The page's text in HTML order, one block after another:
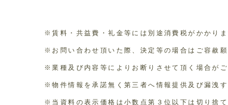
※賃料・共益費・礼金等には別途消費税がかかりま
※お問い合わせ頂いた際、決定等の場合はご容赦願
※業種及び内容等によりお断りさせて頂く場合がご
※物件情報を承諾無く第三者へ情報提供及び漏洩
※当資料の表示価格は小数点第３位以下は切り捨て